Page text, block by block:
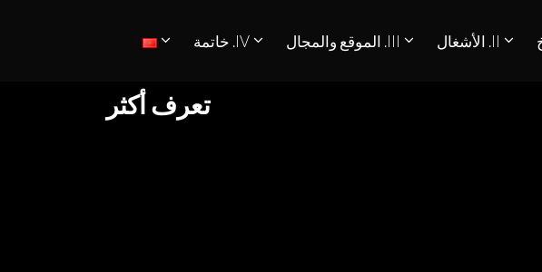
II. الأشغال III. الموقع والمجال IV. خاتمة
تعرف أكثر